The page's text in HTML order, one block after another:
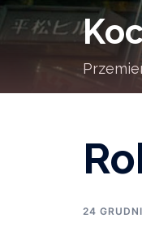
Skip
24